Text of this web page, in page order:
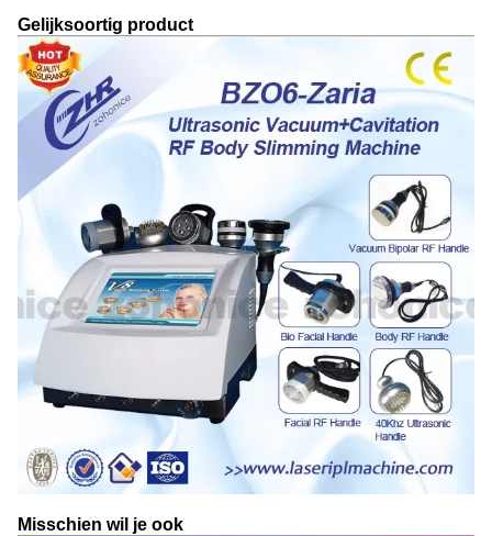
Gelijksoortig product
Misschien wil je ook